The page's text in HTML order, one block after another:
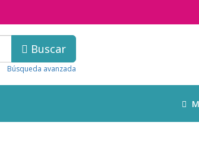
Buscar
Búsqueda avanzada